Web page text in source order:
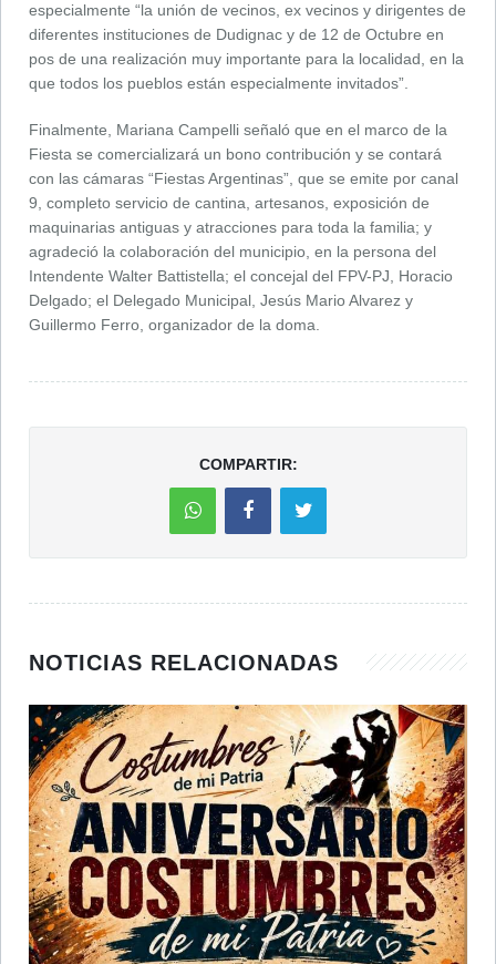
especialmente “la unión de vecinos, ex vecinos y dirigentes de
diferentes instituciones de Dudignac y de 12 de Octubre en
pos de una realización muy importante para la localidad, en la
que todos los pueblos están especialmente invitados”.
Finalmente, Mariana Campelli señaló que en el marco de la
Fiesta se comercializará un bono contribución y se contará
con las cámaras “Fiestas Argentinas”, que se emite por canal
9, completo servicio de cantina, artesanos, exposición de
maquinarias antiguas y atracciones para toda la familia; y
agradeció la colaboración del municipio, en la persona del
Intendente Walter Battistella; el concejal del FPV-PJ, Horacio
Delgado; el Delegado Municipal, Jesús Mario Alvarez y
Guillermo Ferro, organizador de la doma.
COMPARTIR:
NOTICIAS RELACIONADAS